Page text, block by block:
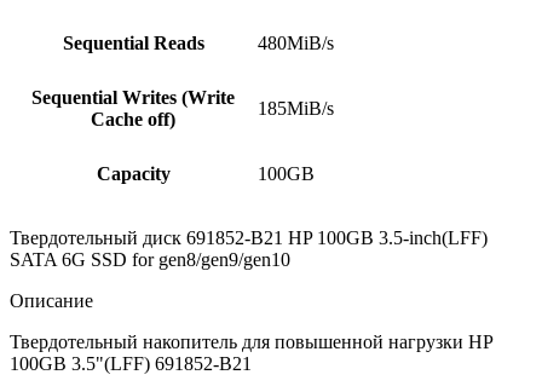
Sequential Reads 480MiB/s
Sequential Writes (Write
Cache off)
185MiB/s
Capacity 100GB
Твердотельный диск 691852-B21 HP 100GB 3.5-inch(LFF)
SATA 6G SSD for gen8/gen9/gen10
Описание
Твердотельный накопитель для повышенной нагрузки HP
100GB 3.5"(LFF) 691852-B21